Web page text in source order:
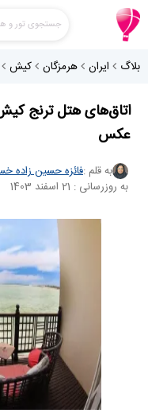
جستجوی تور و
بلاگ ایران هرمزگان کیش
اتاق‌های هتل ترنج
عکس
به قلم :فائزه حسین زاده
به روزرسانی : 21 اسفند 1403